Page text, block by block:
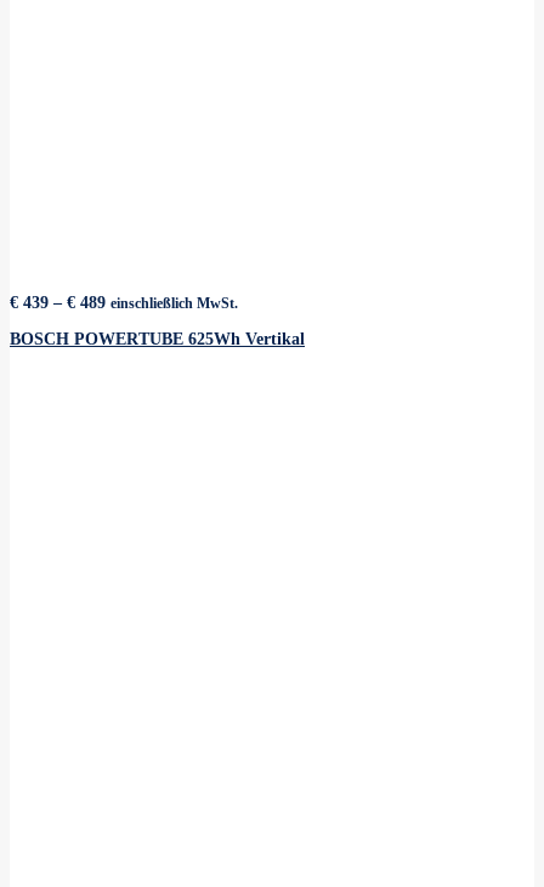
€ 439 – € 489Preisspanne:
bis
einschließlich MwSt.
BOSCH POWERTUBE 625Wh Vertikal